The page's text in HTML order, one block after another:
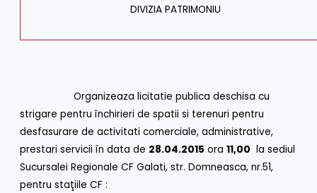
DIVIZIA PATRIMONIU
Organizeaza licitatie publica deschisa cu
strigare pentru închirieri de spatii si terenuri pentru
desfasurare de activitati comerciale, administrative,
prestari servicii în data de 28.04.2015 ora11,00 la sediul
Sucursalei Regionale CF Galati, str. Domneasca, nr.51,
pentru staţiile CF :